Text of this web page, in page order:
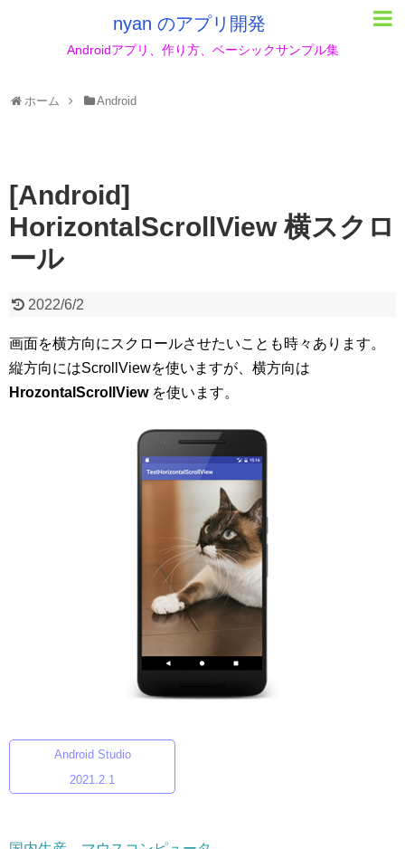
nyan のアプリ開発
Androidアプリ、作り方、ベーシックサンプル集
ホーム Android
[Android]
HorizontalScrollView 横スクロ
ール
2022/6/2
画面を横方向にスクロールさせたいことも時々あります。
縦方向にはScrollViewを使いますが、横方向は
HrozontalScrollViewを使います。
Android Studio
2021.2.1